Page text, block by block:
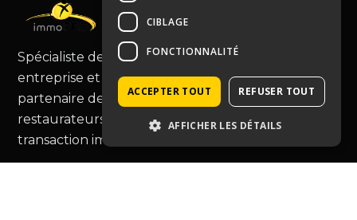
Spécialiste de la cession de fonds de commerce,
entreprise et murs commerciaux, Immopro est le
partenaire de choix pour les commerçants et
restaurateurs, vous guidant au-delà de la simple
transaction immobilière.
CIBLAGE
FONCTIONNALITÉ
ACCEPTER TOUT REFUSER TOUT
AFFICHER LES DÉTAILS